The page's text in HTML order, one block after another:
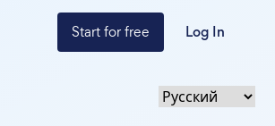
Start for free Log In